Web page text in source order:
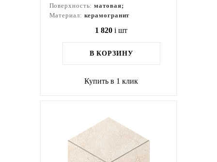
Поверхность:матовая;
Материал: керамогранит
1 820 i шт
В КОРЗИНУ
Купить в 1 клик